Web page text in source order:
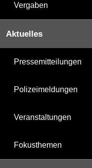
Vergaben
Aktuelles
Pressemitteilungen
Polizeimeldungen
Veranstaltungen
Fokusthemen